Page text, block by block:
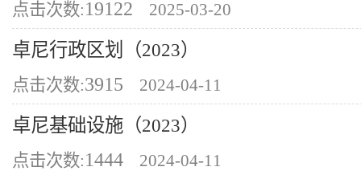
点击次数:19122 2025-03-20
卓尼行政区划（2023）
点击次数:3915 2024-04-11
卓尼基础设施（2023）
点击次数:1444 2024-04-11